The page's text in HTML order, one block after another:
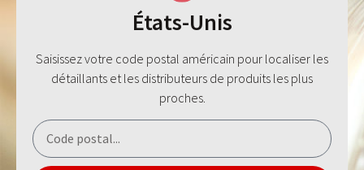
États-Unis
Saisissez votre code postal américain pour localiser les
détaillants et les distributeurs de produits les plus
proches.